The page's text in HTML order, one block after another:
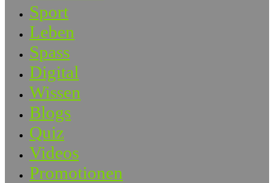
Sport
Leben
Spass
Digital
Wissen
Blogs
Quiz
Videos
Promotionen